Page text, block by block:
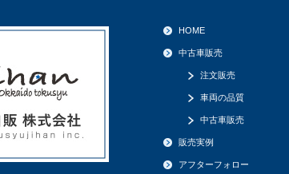
HOME
中古車販売
注文販売
車両の品質
中古車販売
販売実例
アフターフォロー